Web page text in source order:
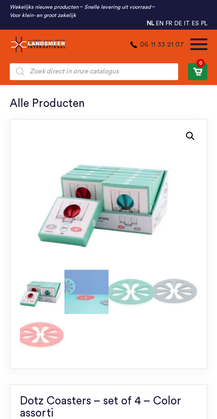
Wekelijks nieuwe producten
Snelle levering uit voorraad
Voor klein- en groot zakelijk
NL EN FR DE IT ES PL
06 11 33 21 07
Producten
zoeken
0
Alle Producten
Dotz Coasters – set of 4 – Color
assorti